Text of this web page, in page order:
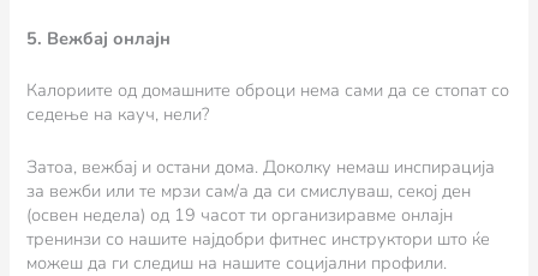
5. Вежбај онлајн
Калориите од домашните оброци нема сами да се стопат со
седење на кауч, нели?
Затоа, вежбај и остани дома. Доколку немаш инспирација
за вежби или те мрзи сам/а да си смислуваш, секој ден
(освен недела) од 19 часот ти организиравме онлајн
тренинзи со нашите најдобри фитнес инструктори што ќе
можеш да ги следиш на нашите социјални профили.